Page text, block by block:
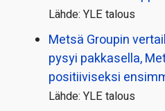
Lähde: YLE talous
Metsä Groupin
pysyi pakkasella,
positiiviseksi
Lähde: YLE talous